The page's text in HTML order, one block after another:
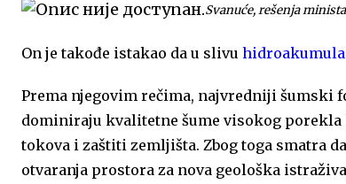
Svanuće, rešenja
On je takođe istakao da u slivu
Prema njegovim rečima, najvredniji šumski
dominiraju kvalitetne šume visokog
tokova i zaštiti zemljišta. Zbog toga smatra
otvaranja prostora za nova geološka